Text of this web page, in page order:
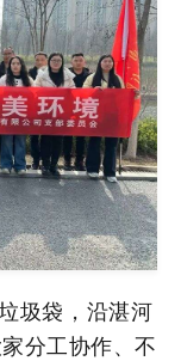
圾袋，沿湛河
分工协作、不